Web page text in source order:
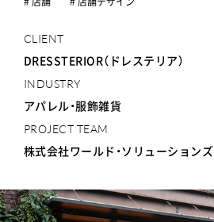
CLIENT
DRESSTERIOR（ドレステリア）
INDUSTRY
アパレル・服飾雑貨
PROJECT TEAM
株式会社ワールド・ソリューションズ